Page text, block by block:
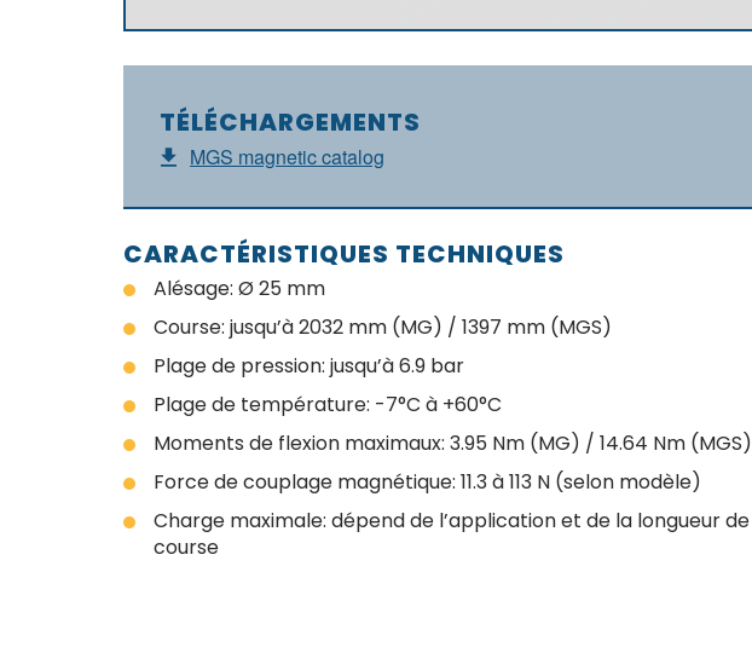
TÉLÉCHARGEMENTS
MGS magnetic catalog
CARACTÉRISTIQUES TECHNIQUES
Alésage: Ø 25 mm
Course: jusqu’à 2032 mm (MG) / 1397 mm (MGS)
Plage de pression: jusqu’à 6.9 bar
Plage de température: -7°C à +60°C
Moments de flexion maximaux: 3.95 Nm (MG) / 14.64 Nm (MGS)
Force de couplage magnétique: 11.3 à 113 N (selon modèle)
Charge maximale: dépend de l’application et de la longueur de
course